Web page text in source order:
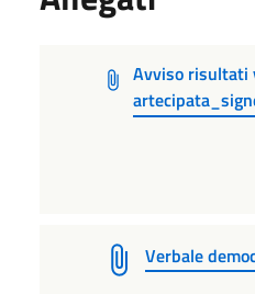
Avviso risultati
Verbale